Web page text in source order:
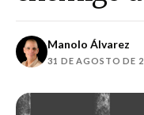
Manolo Álvarez
31 DE AGOSTO DE